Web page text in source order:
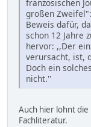
französischen
großen
Beweis dafür,
schon 12 Jahre
hervor: ,,Der
verursacht, ist,
Doch ein
nicht.''
Auch hier lohnt
Fachliteratur.